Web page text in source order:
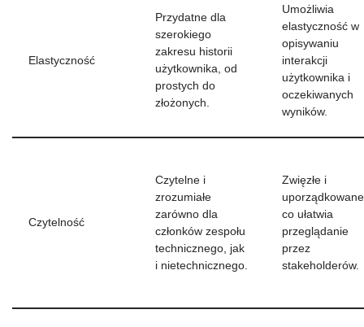
Elastyczność
Przydatne dla
szerokiego
zakresu historii
użytkownika, od
prostych do
złożonych.
Umożliwia
elastyczność w
opisywaniu
interakcji
użytkownika i
oczekiwanych
wyników.
Czytelność
Czytelne i
zrozumiałe
zarówno dla
członków zespołu
technicznego, jak
i nietechnicznego.
Zwięzłe i
co ułatwia
przeglądanie
przez
stakeholderów.